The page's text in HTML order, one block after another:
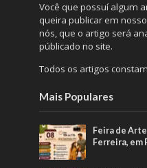
Você que possuí algum
queira publicar em
nós, que o artigo será
públicado no site.
Todos os artigos
Mais Populares
Feira de
Ferreira, em